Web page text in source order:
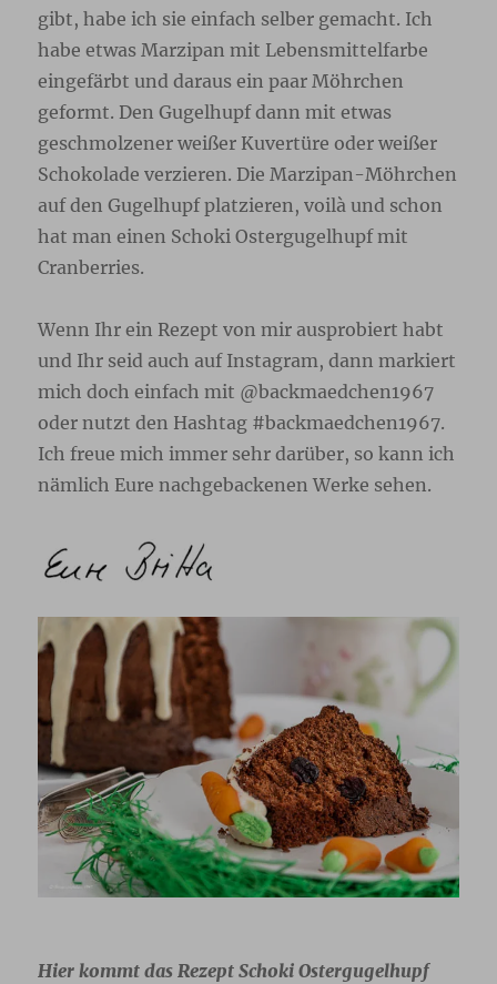
gibt, habe ich sie einfach selber gemacht. Ich
habe etwas Marzipan mit Lebensmittelfarbe
eingefärbt und daraus ein paar Möhrchen
geformt. Den Gugelhupf dann mit etwas
geschmolzener weißer Kuvertüre oder weißer
Schokolade verzieren. Die Marzipan-Möhrchen
auf den Gugelhupf platzieren, voilà und schon
hat man einen Schoki Ostergugelhupf mit
Cranberries.
Wenn Ihr ein Rezept von mir ausprobiert habt
und Ihr seid auch auf Instagram, dann markiert
mich doch einfach mit @backmaedchen1967
oder nutzt den Hashtag #backmaedchen1967.
Ich freue mich immer sehr darüber, so kann ich
nämlich Eure nachgebackenen Werke sehen.
Hier kommt das Rezept Schoki Ostergugelhupf